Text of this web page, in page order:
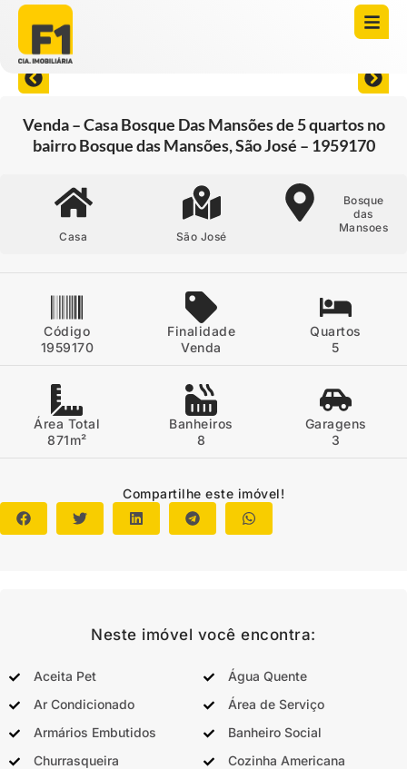
Venda – Casa Bosque Das Mansões de 5 quartos no
bairro Bosque das Mansões, São José – 1959170
Casa São José
Bosque
das
Mansoes
Código
1959170
Finalidade
Venda
Quartos
5
Área Total
871m²
Banheiros
8
Garagens
3
Compartilhe este imóvel!
Neste imóvel você encontra:
Aceita Pet
Água Quente
Ar Condicionado
Área de Serviço
Armários Embutidos
Banheiro Social
Churrasqueira
Cozinha Americana